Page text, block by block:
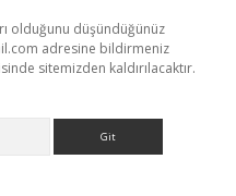
olduğunu düşündüğünüz
adresine bildirmeniz
sitemizden kaldırılacaktır.